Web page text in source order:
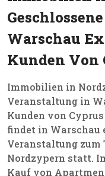
Warschau
Kunden Von
Immobilien in
Veranstaltung in
Kunden von
findet in Warschau
Veranstaltung
Nordzypern statt.
Kauf von